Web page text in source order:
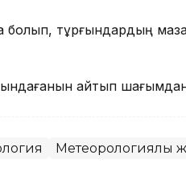
болып, тұрғындардың
айтып
Метеорологиялық